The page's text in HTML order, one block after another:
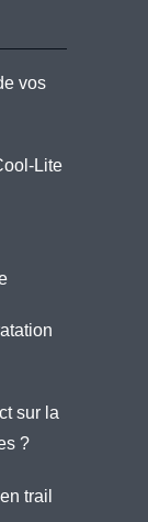
vos
Lite
sur la
?
trail